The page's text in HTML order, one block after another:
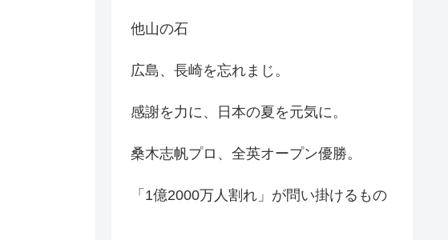
他山の石
広島、長崎を忘れまじ。
感謝を力に、日本の夏を元気に。
桑木志帆プロ、全英オープン優勝。
「1億2000万人割れ」が問い掛けるもの